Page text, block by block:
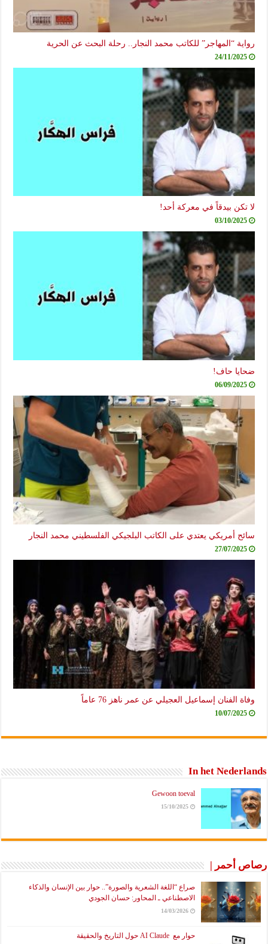
رواية “المهاجر” للكاتب محمد النجار.. رحلة البحث عن الحرية
24/11/2025
لا تكن بيدقاً في معركة أحد!
03/10/2025
ضحايا حاف!
06/09/2025
سائح أمريكي يعتدي على الكاتب البلجيكي الفلسطيني محمد النجار
27/07/2025
وفاة الفنان إسماعيل العجيلي عن عمر ناهز 76 عاماً
10/07/2025
In het Nederlands
Gewoon toeval
15/10/2025
رصاص أحمر |
صراع “اللغة الشعرية والصورة”.. حوار بين الإنسان والذكاء
الاصطناعي ـ المحاور: حسان الجودي
14/03/2026
حوار مع AI Claude حول التاريخ والحقيقة